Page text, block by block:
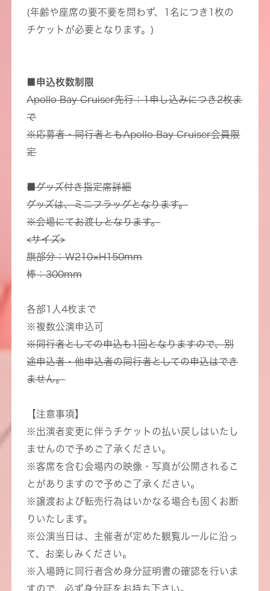
(年齢や座席の要不要を問わず、1名につき1枚の
チケットが必要となります。)
■申込枚数制限
Apollo Bay Cruiser先行：1申し込みにつき2枚ま
で
※応募者・同行者ともApollo Bay Cruiser会員限
定
■グッズ付き指定席詳細
グッズは、ミニフラッグとなります。
※会場にてお渡しとなります。
<サイズ>
旗部分：W210×H150mm
棒：300mm
各部1人4枚まで
※複数公演申込可
※同行者としての申込も1回となりますので、別
途申込者・他申込者の同行者としての申込はでき
ません。
【注意事項】
※出演者変更に伴うチケットの払い戻しはいたし
ませんので予めご了承ください。
※客席を含む会場内の映像・写真が公開されるこ
とがありますので予めご了承ください。
※譲渡および転売行為はいかなる場合も固くお断
りいたします。
※公演当日は、主催者が定めた観覧ルールに沿っ
て、お楽しみください。
※入場時に同行者含め身分証明書の確認を行いま
すので、必ず身分証をお持ち下さい。